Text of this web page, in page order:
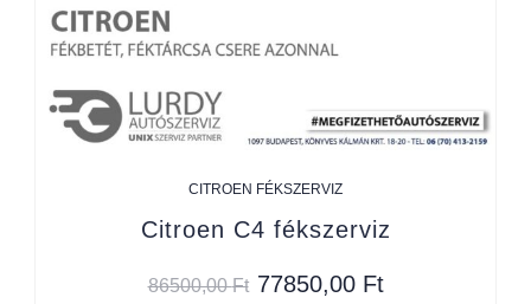
CITROEN FÉKSZERVIZ
Citroen C4 fékszerviz
86500,00Ft 77850,00 Ft